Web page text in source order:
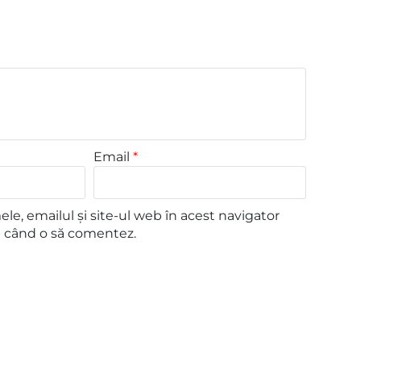
Email*
emailul și site-ul web în acest navigator
o să comentez.